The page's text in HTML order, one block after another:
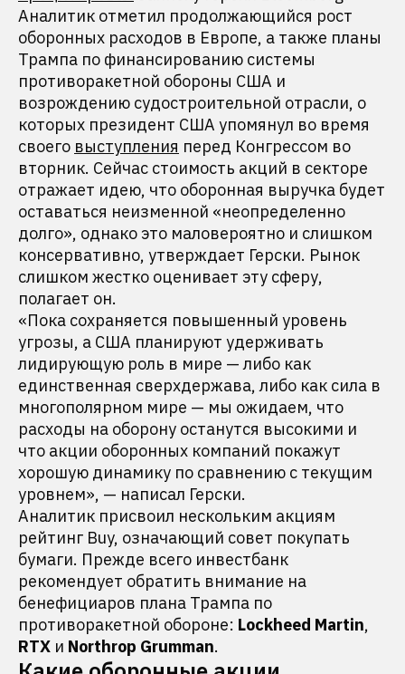
Аналитик отметил продолжающийся рост
оборонных расходов в Европе, а также планы
Трампа по финансированию системы
противоракетной обороны США и
возрождению судостроительной отрасли, о
которых президент США упомянул во время
своего выступления перед Конгрессом во
вторник. Сейчас стоимость акций в секторе
отражает идею, что оборонная выручка будет
оставаться неизменной «неопределенно
долго», однако это маловероятно и слишком
консервативно, утверждает Герски. Рынок
слишком жестко оценивает эту сферу,
полагает он.
«Пока сохраняется повышенный уровень
угрозы, а США планируют удерживать
лидирующую роль в мире — либо как
единственная сверхдержава, либо как сила в
многополярном мире — мы ожидаем, что
расходы на оборону останутся высокими и
что акции оборонных компаний покажут
хорошую динамику по сравнению с текущим
уровнем», — написал Герски.
Аналитик присвоил нескольким акциям
рейтинг Buy, означающий совет покупать
бумаги. Прежде всего инвестбанк
рекомендует обратить внимание на
бенефициаров плана Трампа по
противоракетной обороне: Lоckhеed Martin,
RТX и Nоrthrop Grumman.